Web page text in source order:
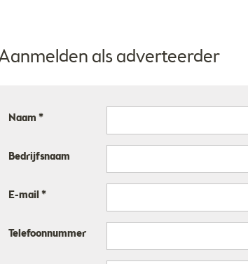
als adverteerder
Naam *
Bedrijfsnaam
E-mail *
Telefoonnummer